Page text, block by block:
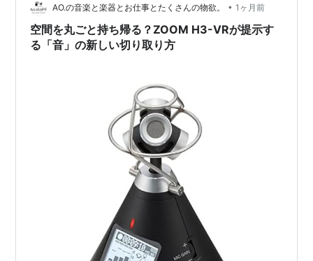
のイメージはどこへ消えたのかと思った。 音…
AO.の音楽と楽器とお仕事とたくさんの物欲。 • 1ヶ月前
空間を丸ごと持ち帰る？ZOOM H3-VRが提示す
る「音」の新しい切り取り方